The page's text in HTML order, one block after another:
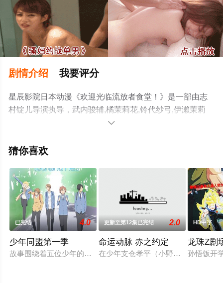
剧情介绍 我要评分
星辰影院日本动漫《欢迎光临流放者食堂！》是一部由志
村锭儿导演执导，武内骏辅,橘茉莉花,铃代纱弓,伊濑茉莉
也,松田飒水,铃木崚汰,安济知佳等演员精彩演绎的日本动
院，更多剧情信息可移步至豆瓣动漫、电视猫或剧情网等

猜你喜欢
已完结 4.0
少年同盟第一季
故事围绕着五位少年的校园生活展开，双胞胎兄弟浅羽悠太和
更新至第12集已完结 2.0
命运动脉 赤之约定
在少年支仓孝平（小野大辅 配音）
HD中字
龙珠Z剧
孙悟饭开